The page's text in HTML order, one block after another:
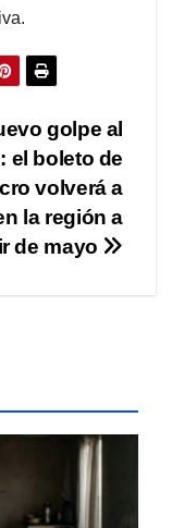
golpe al
el boleto de
volverá a
la región a
de mayo